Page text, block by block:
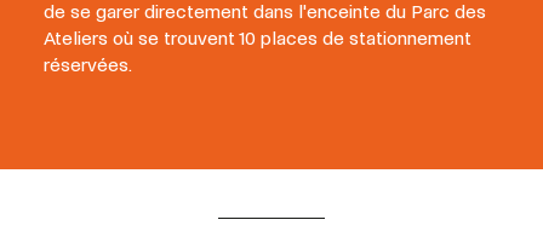
de se garer directement dans l'enceinte du Parc des
Ateliers où se trouvent 10 places de stationnement
réservées.